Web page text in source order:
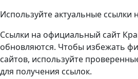
Используйте актуальные ссылки
Ссылки на официальный сайт
обновляются. Чтобы избежать
сайтов, используйте
для получения ссылок.